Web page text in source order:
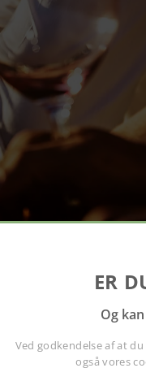
ER
Og
Ved godkendelse af at
også vores